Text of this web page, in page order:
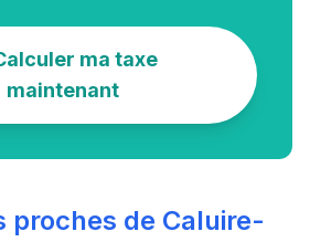
ma taxe
maintenant
proches de Caluire-